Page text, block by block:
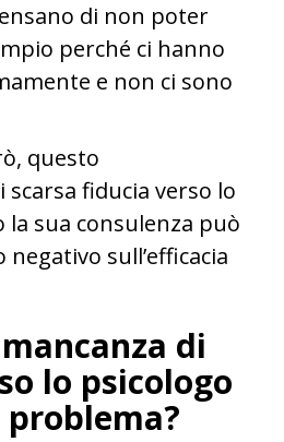
di non poter
perché ci hanno
e non ci sono
questo
fiducia verso lo
la sua consulenza può
sull’efficacia
di
lo psicologo